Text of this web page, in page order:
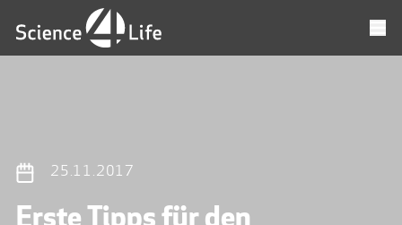
25.11.2017